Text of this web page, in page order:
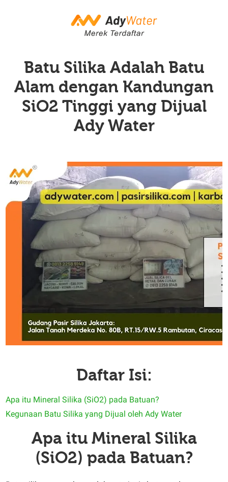
Batu Silika Adalah Batu
Alam dengan Kandungan
SiO2 Tinggi yang Dijual
Ady Water
Daftar Isi:
Apa itu Mineral Silika (SiO2) pada Batuan?
Kegunaan Batu Silika yang Dijual oleh Ady Water
Apa itu Mineral Silika
(SiO2) pada Batuan?